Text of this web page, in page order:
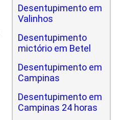
Desentupimento em
Valinhos
Desentupimento
mictório em Betel
Desentupimento em
Campinas
Desentupimento em
Campinas 24 horas